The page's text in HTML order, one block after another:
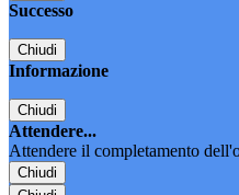
Successo
Chiudi
Informazione
Chiudi
Attendere...
Attendere il completamento
Chiudi